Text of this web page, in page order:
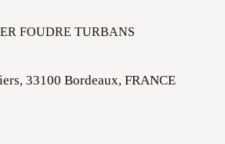
FOUDRE TURBANS
33100 Bordeaux, FRANCE